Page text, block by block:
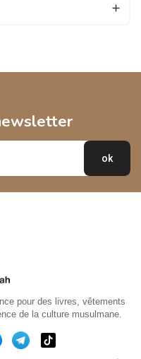

pour des livres, vêtements
de la culture musulmane.